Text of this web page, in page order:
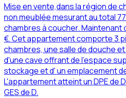
Mise en vente,dans la région de
non meublée mesurant au total
chambres à coucher. Maintenant
€. Cet appartement comporte 3
chambres, une salle de douche
d'une cave offrant de l'espace
stockage et d' un emplacement
L'appartement atteint un DPE de
GES de D.